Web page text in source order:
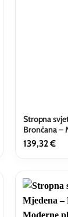
Stropna
Brončana –
139,32€